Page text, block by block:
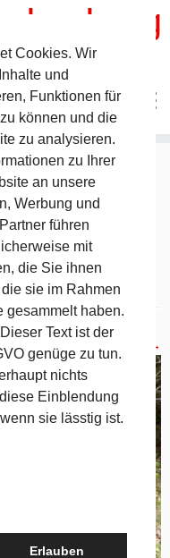
» foto11
1296 × 968
Nächstes →
Cookies. Wir
und
Funktionen für
können und die
zu analysieren.
zu Ihrer
an unsere
Werbung und
führen
mit
die Sie ihnen
sie im Rahmen
gesammelt haben.
Text ist der
genüge zu tun.
nichts
Einblendung
sie lässtig ist.
Erlauben